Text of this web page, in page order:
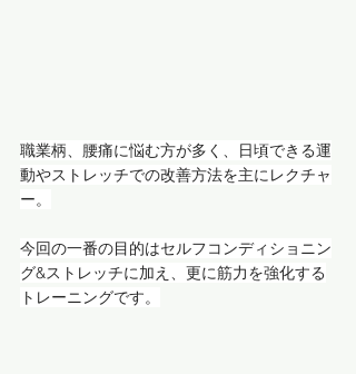
職業柄、腰痛に悩む方が多く、日頃できる運
動やストレッチでの改善方法を主にレクチャ
ー。
今回の一番の目的はセルフコンディショニン
グ&ストレッチに加え、更に筋力を強化する
トレーニングです。